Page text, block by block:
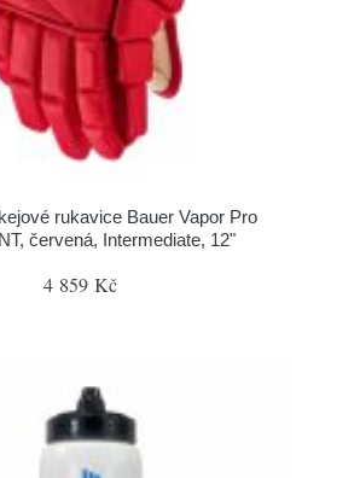
rukavice Bauer Vapor Pro
červená, Intermediate, 12"
4 859 Kč